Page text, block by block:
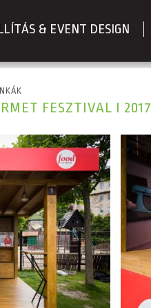
& EVENT DESIGN
FESZTIVAL I 2017